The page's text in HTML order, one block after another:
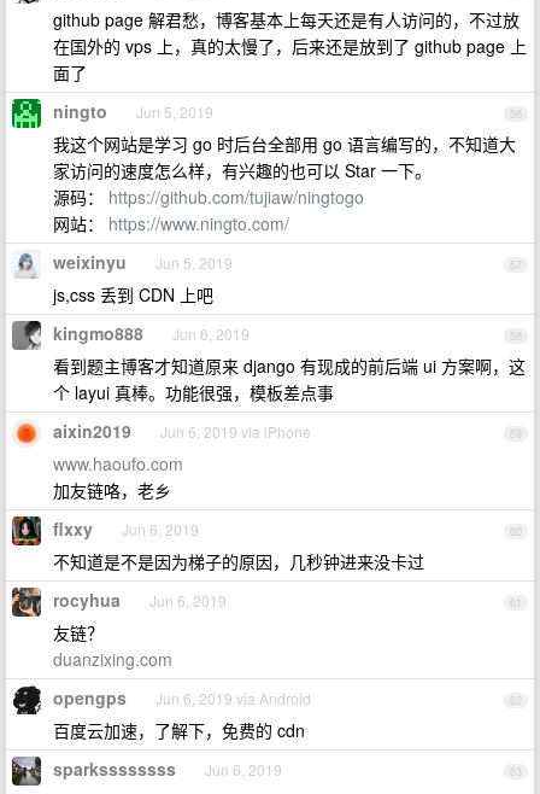
github page 解君愁，博客基本上每天还是有人访问的，不过放
在国外的 vps 上，真的太慢了，后来还是放到了 github page 上
面了
56
ningto Jun 5, 2019
我这个网站是学习 go 时后台全部用 go 语言编写的，不知道大
家访问的速度怎么样，有兴趣的也可以 Star 一下。
源码： https://github.com/tujiaw/ningtogo
网站： https://www.ningto.com/
57
weixinyu Jun 5, 2019
js,css 丢到 CDN 上吧
58
kingmo888 Jun 6, 2019
看到题主博客才知道原来 django 有现成的前后端 ui 方案啊，这
个 layui 真棒。功能很强，模板差点事
59
aixin2019 Jun 6, 2019 via iPhone
www.haoufo.com
加友链咯，老乡
60
flxxy Jun 6, 2019
不知道是不是因为梯子的原因，几秒钟进来没卡过
61
rocyhua Jun 6, 2019
友链？
duanzixing.com
62
opengps Jun 6, 2019 via Android
百度云加速，了解下，免费的 cdn
63
sparkssssssss Jun 6, 2019